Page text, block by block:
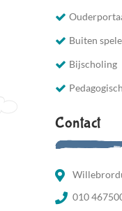
Buiten
Bijscholing
Contact
010